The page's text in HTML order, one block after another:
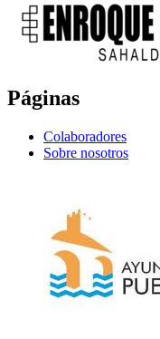
Páginas
Colaboradores
Sobre nosotros